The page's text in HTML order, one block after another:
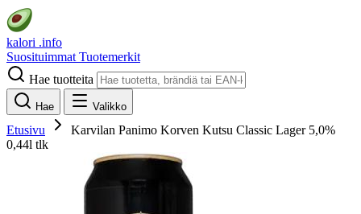
kalori .info
Suosituimmat Tuotemerkit
Hae tuotteita
Hae Valikko
Etusivu
Karvilan Panimo Korven Kutsu Classic Lager 5,0%
0,44l tlk